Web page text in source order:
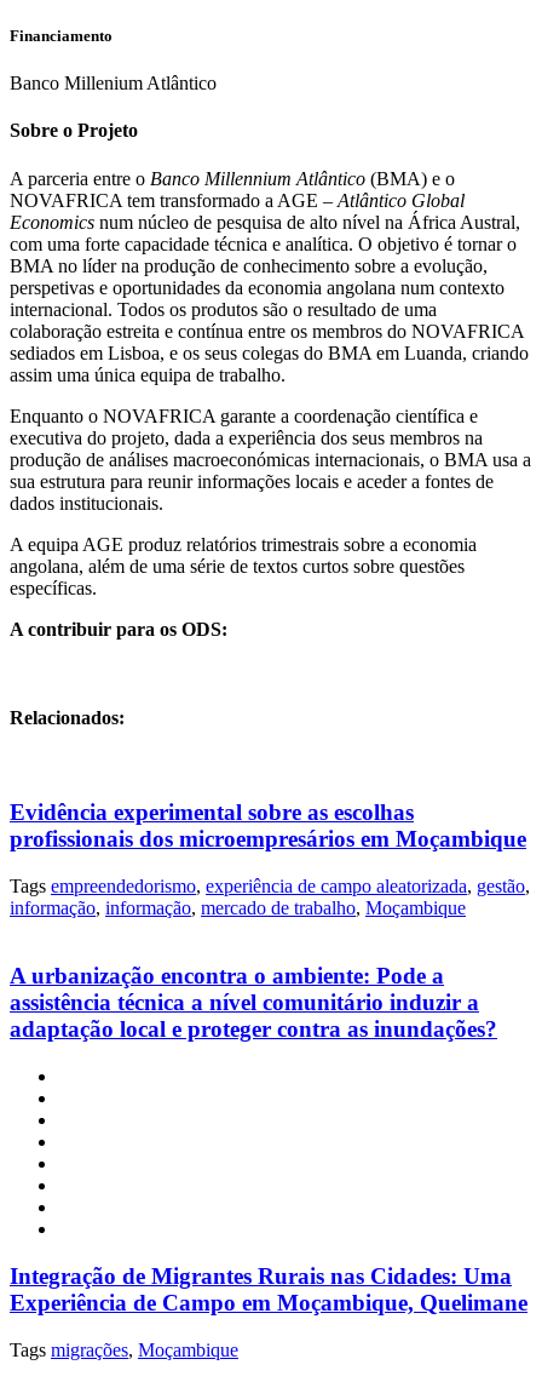
Financiamento
Banco Millenium Atlântico
Sobre o Projeto
A parceria entre o Banco Millennium Atlântico (BMA) e o
NOVAFRICA tem transformado a AGE – Atlântico Global
Economics num núcleo de pesquisa de alto nível na África Austral,
com uma forte capacidade técnica e analítica. O objetivo é tornar o
BMA no líder na produção de conhecimento sobre a evolução,
perspetivas e oportunidades da economia angolana num contexto
internacional. Todos os produtos são o resultado de uma
colaboração estreita e contínua entre os membros do NOVAFRICA
sediados em Lisboa, e os seus colegas do BMA em Luanda, criando
assim uma única equipa de trabalho.
Enquanto o NOVAFRICA garante a coordenação científica e
executiva do projeto, dada a experiência dos seus membros na
produção de análises macroeconómicas internacionais, o BMA usa a
sua estrutura para reunir informações locais e aceder a fontes de
dados institucionais.
A equipa AGE produz relatórios trimestrais sobre a economia
angolana, além de uma série de textos curtos sobre questões
específicas.
A contribuir para os ODS:
Relacionados:
Evidência experimental sobre as escolhas
profissionais dos microempresários em Moçambique
Tags empreendedorismo, experiência de campo aleatorizada, gestão,
informação, informação, mercado de trabalho, Moçambique
A urbanização encontra o ambiente: Pode a
assistência técnica a nível comunitário induzir a
adaptação local e proteger contra as inundações?
Integração de Migrantes Rurais nas Cidades: Uma
Experiência de Campo em Moçambique, Quelimane
Tags migrações, Moçambique